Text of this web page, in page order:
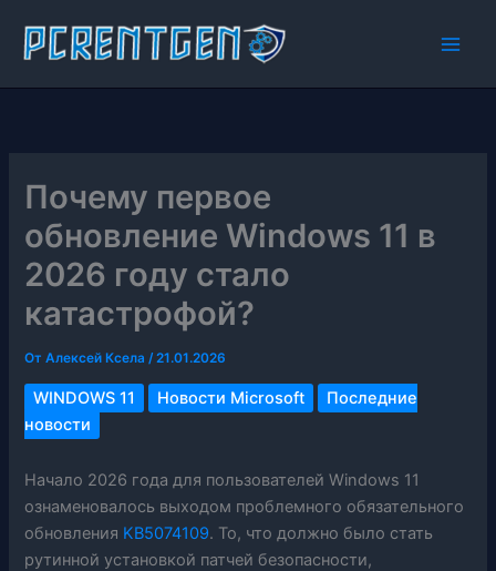
содержимому
Почему первое
обновление Windows 11 в
2026 году стало
катастрофой?
ОтАлексей Ксела/21.01.2026
WINDOWS 11 Новости Microsoft
Последние
новости
Начало 2026 года для пользователей Windows 11
ознаменовалось выходом проблемного обязательного
обновления KB5074109. То, что должно было стать
рутинной установкой патчей безопасности,